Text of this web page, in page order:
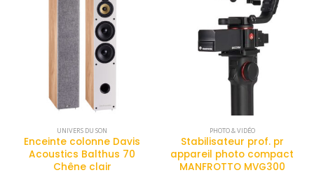
UNIVERS DU SON
Enceinte colonne Davis
Acoustics Balthus 70
Chêne clair
PHOTO & VIDÉO
Stabilisateur prof. pr
appareil photo compact
MANFROTTO MVG300